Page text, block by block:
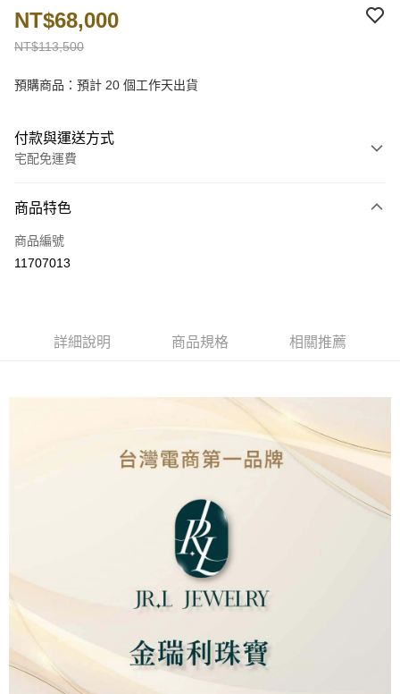
NT$113,500
NT$68,000
預購商品：預計 20 個工作天出貨
付款與運送方式
宅配免運費
信用卡一次付款
LINE Pay
ATM付款
運送方式
商品特色
商品編號
11707013
詳細說明 商品規格 相關推薦